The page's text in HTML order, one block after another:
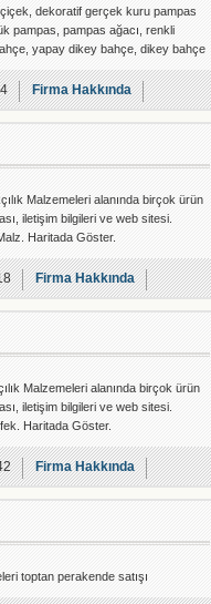
dekoratif gerçek kuru pampas
pampas, pampas ağacı, renkli
yapay dikey bahçe, dikey bahçe
bitkilendirme uygulamaları, duvar
fiyatı, dikey bahçe yapımı, dikey
Firma Hakkında
Malzemeleri alanında birçok ürün
iletişim bilgileri ve web sitesi.
Haritada Göster.
Firma Hakkında
Malzemeleri alanında birçok ürün
iletişim bilgileri ve web sitesi.
Haritada Göster.
Firma Hakkında
toptan perakende satışı